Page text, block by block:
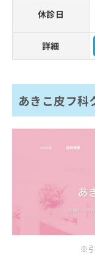
休診日
詳細
あきこ皮フ科
※